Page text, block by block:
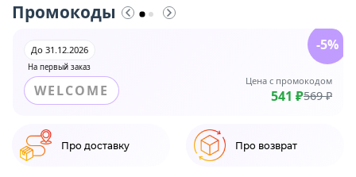
Промокоды
На первый заказ
До 31.12.2026
WELCOME
Цена с промокодом
541 ₽569 ₽
-5%
Про доставку Про возврат